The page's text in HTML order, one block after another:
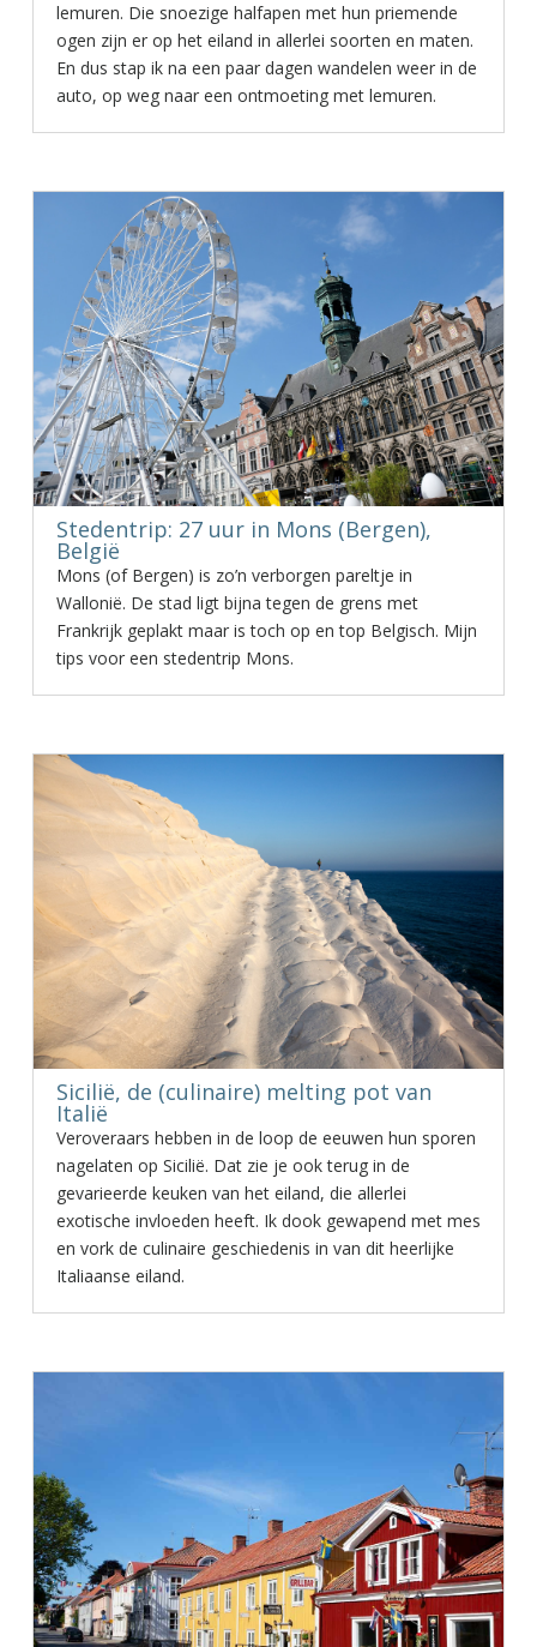
lemuren. Die snoezige halfapen met hun priemende
ogen zijn er op het eiland in allerlei soorten en maten.
En dus stap ik na een paar dagen wandelen weer in de
auto, op weg naar een ontmoeting met lemuren.
Stedentrip: 27 uur in Mons (Bergen),
België
Mons (of Bergen) is zo’n verborgen pareltje in
Wallonië. De stad ligt bijna tegen de grens met
Frankrijk geplakt maar is toch op en top Belgisch. Mijn
tips voor een stedentrip Mons.
Sicilië, de (culinaire) melting pot van
Italië
Veroveraars hebben in de loop de eeuwen hun sporen
nagelaten op Sicilië. Dat zie je ook terug in de
gevarieerde keuken van het eiland, die allerlei
exotische invloeden heeft. Ik dook gewapend met mes
en vork de culinaire geschiedenis in van dit heerlijke
Italiaanse eiland.